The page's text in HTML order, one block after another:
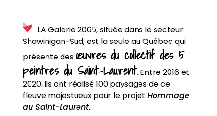
LA Galerie 2065, située dans le secteur
Shawinigan-Sud, est la seule au Québec qui
présente desœuvres du collectif des 5
peintres du Saint-Laurent. Entre 2016 et
2020, ils ont réalisé 100 paysages de ce
fleuve majestueux pour le projet Hommage
au Saint-Laurent.